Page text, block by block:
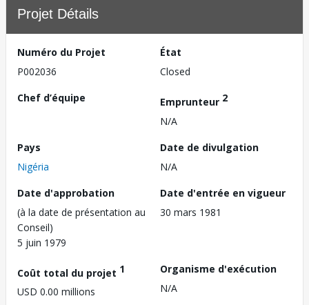
Projet Détails
Numéro du Projet
P002036
État
Closed
Chef d’équipe
Emprunteur 2
N/A
Pays
Nigéria
Date de divulgation
N/A
Date d'approbation
(à la date de présentation au
Conseil)
5 juin 1979
Date d'entrée en vigueur
30 mars 1981
Coût total du projet 1
USD 0.00 millions
Organisme d'exécution
N/A